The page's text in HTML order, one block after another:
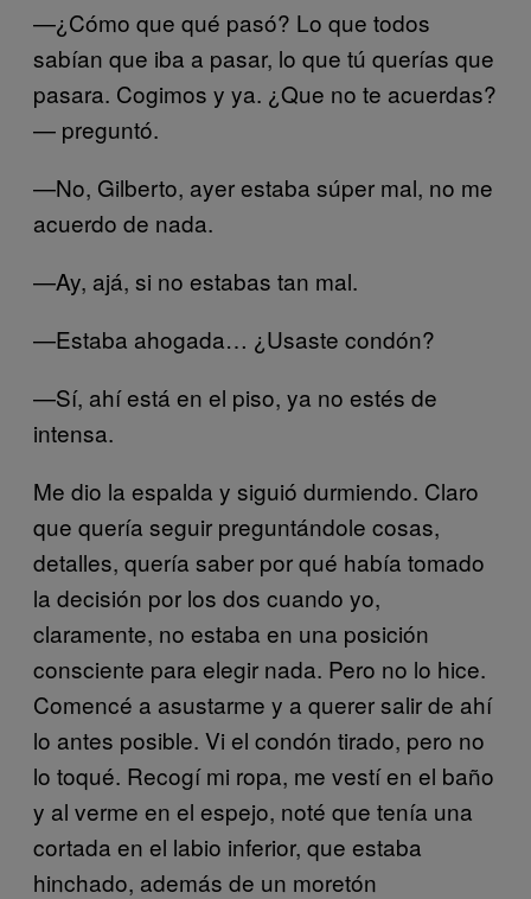
—¿Cómo que qué pasó? Lo que todos
sabían que iba a pasar, lo que tú querías que
pasara. Cogimos y ya. ¿Que no te acuerdas?
— preguntó.
—No, Gilberto, ayer estaba súper mal, no me
acuerdo de nada.
—Ay, ajá, si no estabas tan mal.
—Estaba ahogada… ¿Usaste condón?
—Sí, ahí está en el piso, ya no estés de
intensa.
Me dio la espalda y siguió durmiendo. Claro
que quería seguir preguntándole cosas,
detalles, quería saber por qué había tomado
la decisión por los dos cuando yo,
claramente, no estaba en una posición
consciente para elegir nada. Pero no lo hice.
Comencé a asustarme y a querer salir de ahí
lo antes posible. Vi el condón tirado, pero no
lo toqué. Recogí mi ropa, me vestí en el baño
y al verme en el espejo, noté que tenía una
cortada en el labio inferior, que estaba
hinchado, además de un moretón